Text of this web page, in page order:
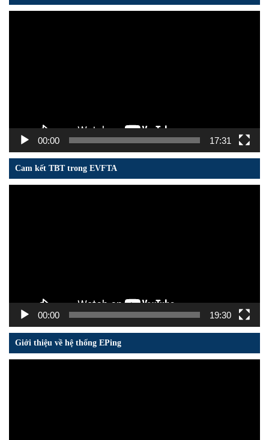
00:00 17:31
Cam kết TBT trong EVFTA
00:00 19:30
Giới thiệu về hệ thống EPing